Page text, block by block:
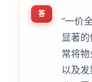
答
“一价
显著
常将
以及